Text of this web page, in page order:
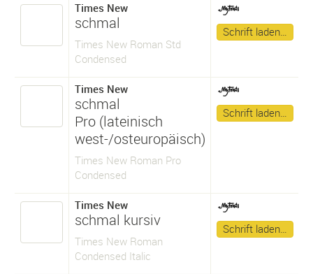
Times New
schmal
Times New Roman Std
Condensed
Schrift laden…
Times New
schmal
Pro (lateinisch
west-/osteuropäisch)
Times New Roman Pro
Condensed
Schrift laden…
Times New
schmal kursiv
Times New Roman
Condensed Italic
Schrift laden…